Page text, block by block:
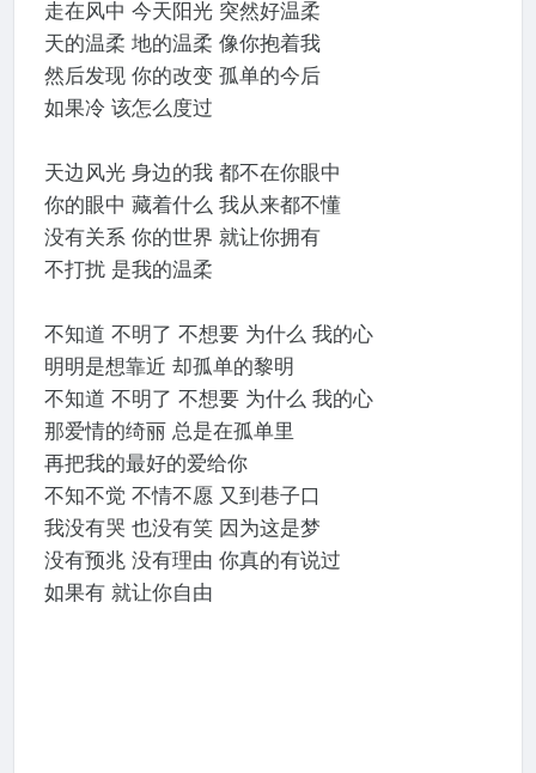
走在风中 今天阳光 突然好温柔
天的温柔 地的温柔 像你抱着我
然后发现 你的改变 孤单的今后
如果冷 该怎么度过
天边风光 身边的我 都不在你眼中
你的眼中 藏着什么 我从来都不懂
没有关系 你的世界 就让你拥有
不打扰 是我的温柔
不知道 不明了 不想要 为什么 我的心
明明是想靠近 却孤单的黎明
不知道 不明了 不想要 为什么 我的心
那爱情的绮丽 总是在孤单里
再把我的最好的爱给你
不知不觉 不情不愿 又到巷子口
我没有哭 也没有笑 因为这是梦
没有预兆 没有理由 你真的有说过
如果有 就让你自由